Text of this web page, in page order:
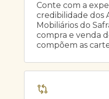
Conte com a
credibilidade dos
Mobiliários do
compra e venda
compõem as